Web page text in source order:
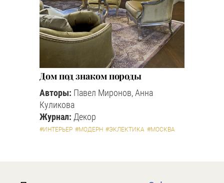
Дом под знаком породы
Авторы: Павел Миронов, Анна
Куликова
Журнал: Декор
#ИНТЕРЬЕР #МОДЕРН #ЭКЛЕКТИКА #МОСКВА